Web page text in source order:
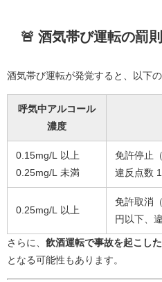
🚨 酒気帯び運転の罰則
酒気帯び運転が発覚すると、以下
呼気中アルコール
濃度
0.15mg/L 以上
0.25mg/L 未満
免許停止
違反点数
0.25mg/L 以上
免許取消
円以下、
さらに、 飲酒運転で事故を起こし
となる可能性もあります。